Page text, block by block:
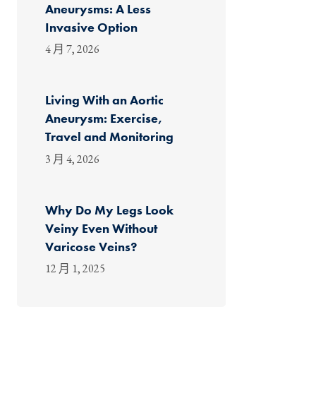
Aneurysms: A Less
Invasive Option
4 月 7, 2026
Living With an Aortic
Aneurysm: Exercise,
Travel and Monitoring
3 月 4, 2026
Why Do My Legs Look
Veiny Even Without
Varicose Veins?
12 月 1, 2025